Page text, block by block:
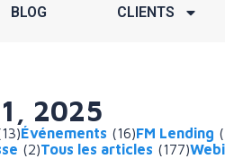
BLOG CLIENTS
2025
Événements (16)FM Lending
(2)Tous les articles (177)